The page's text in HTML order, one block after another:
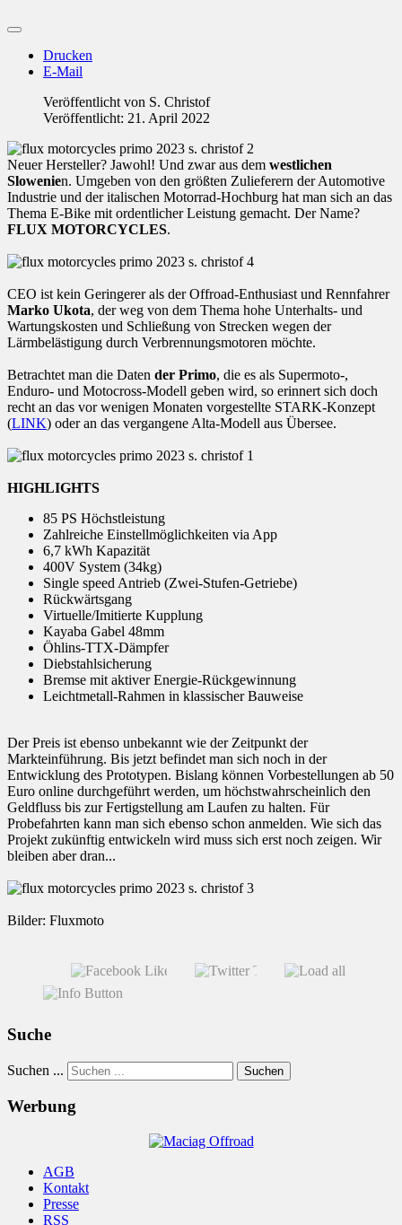
Drucken
E-Mail
Veröffentlicht von S. Christof
Veröffentlicht: 21. April 2022
Neuer Hersteller? Jawohl! Und zwar aus dem westlichen
Slowenien. Umgeben von den größten Zulieferern der Automotive
Industrie und der italischen Motorrad-Hochburg hat man sich an das
Thema E-Bike mit ordentlicher Leistung gemacht. Der Name?
FLUX MOTORCYCLES.
CEO ist kein Geringerer als der Offroad-Enthusiast und Rennfahrer
Marko Ukota, der weg von dem Thema hohe Unterhalts- und
Wartungskosten und Schließung von Strecken wegen der
Lärmbelästigung durch Verbrennungsmotoren möchte.
Betrachtet man die Daten der Primo, die es als Supermoto-,
Enduro- und Motocross-Modell geben wird, so erinnert sich doch
recht an das vor wenigen Monaten vorgestellte STARK-Konzept
(LINK) oder an das vergangene Alta-Modell aus Übersee.
HIGHLIGHTS
85 PS Höchstleistung
Zahlreiche Einstellmöglichkeiten via App
6,7 kWh Kapazität
400V System (34kg)
Single speed Antrieb (Zwei-Stufen-Getriebe)
Rückwärtsgang
Virtuelle/Imitierte Kupplung
Kayaba Gabel 48mm
Öhlins-TTX-Dämpfer
Diebstahlsicherung
Bremse mit aktiver Energie-Rückgewinnung
Leichtmetall-Rahmen in klassischer Bauweise
Der Preis ist ebenso unbekannt wie der Zeitpunkt der
Markteinführung. Bis jetzt befindet man sich noch in der
Entwicklung des Prototypen. Bislang können Vorbestellungen ab 50
Euro online durchgeführt werden, um höchstwahrscheinlich den
Geldfluss bis zur Fertigstellung am Laufen zu halten. Für
Probefahrten kann man sich ebenso schon anmelden. Wie sich das
Projekt zukünftig entwickeln wird muss sich erst noch zeigen. Wir
bleiben aber dran...
Bilder: Fluxmoto
Suche
Suchen ... Suchen
Werbung
AGB
Kontakt
Presse
RSS